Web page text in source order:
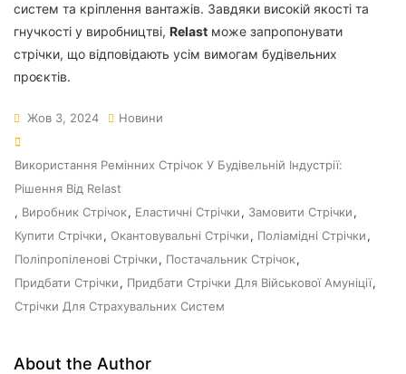
систем та кріплення вантажів. Завдяки високій якості та
гнучкості у виробництві, Relast може запропонувати
стрічки, що відповідають усім вимогам будівельних
проєктів.
Жов 3, 2024 Новини
Використання Ремінних Стрічок У Будівельній Індустрії:
Рішення Від Relast
, Виробник Стрічок, Еластичні Стрічки, Замовити Стрічки,
Купити Стрічки, Окантовувальні Стрічки, Поліамідні Стрічки,
Поліпропіленові Стрічки, Постачальник Стрічок,
Придбати Стрічки, Придбати Стрічки Для Військової Амуніції,
Стрічки Для Страхувальних Систем
About the Author